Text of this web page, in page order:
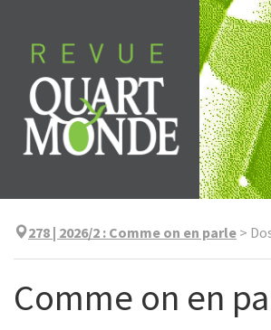
contenu
278 | 2026/2 : Comme on en parle >
Comme on en